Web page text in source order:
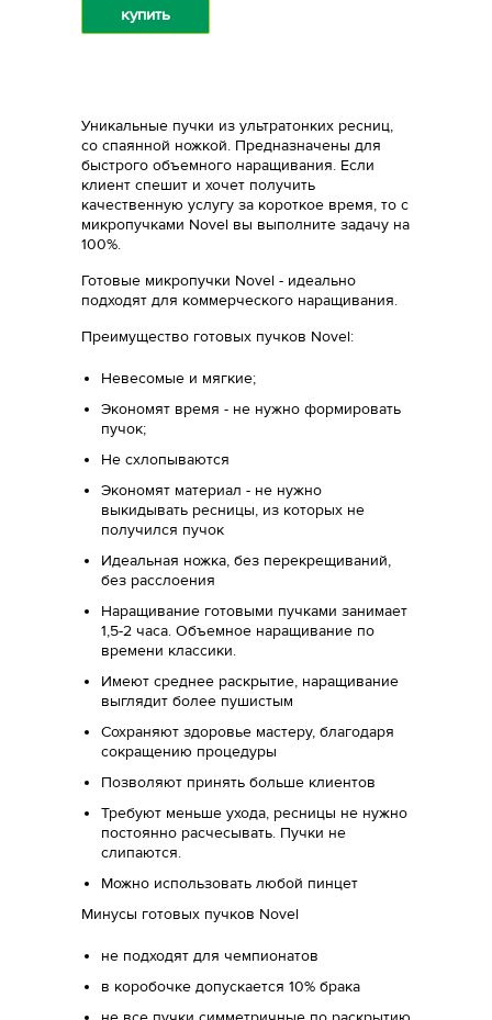
купить
Уникальные пучки из ультратонких ресниц,
со спаянной ножкой. Предназначены для
быстрого объемного наращивания. Если
клиент спешит и хочет получить
качественную услугу за короткое время, то c
микропучками Novel вы выполните задачу на
100%.
Готовые микропучки Novel - идеально
подходят для коммерческого наращивания.
Преимущество готовых пучков Novel:
Невесомые и мягкие;
Экономят время - не нужно формировать
пучок;
Не схлопываются
Экономят материал - не нужно
выкидывать ресницы, из которых не
получился пучок
Идеальная ножка, без перекрещиваний,
без расслоения
Наращивание готовыми пучками занимает
1,5-2 часа. Объемное наращивание по
времени классики.
Имеют среднее раскрытие, наращивание
выглядит более пушистым
Сохраняют здоровье мастеру, благодаря
сокращению процедуры
Позволяют принять больше клиентов
Требуют меньше ухода, ресницы не нужно
постоянно расчесывать. Пучки не
слипаются.
Можно использовать любой пинцет
Минусы готовых пучков Novel
не подходят для чемпионатов
в коробочке допускается 10% брака